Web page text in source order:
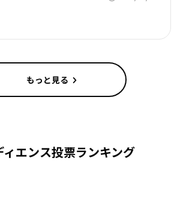
もっと見る
ィエンス投票ランキング